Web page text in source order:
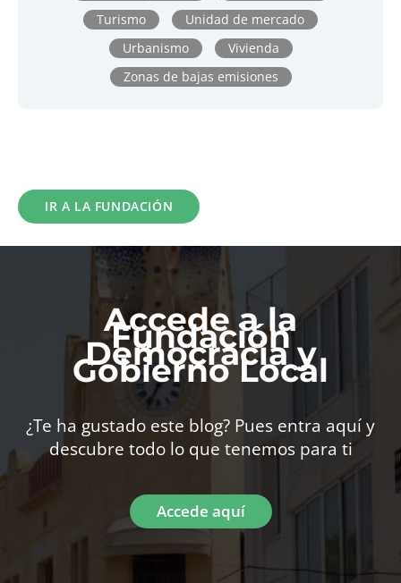
Turismo
Unidad de mercado
Urbanismo
Vivienda
Zonas de bajas emisiones
IR A LA FUNDACIÓN
Accede a la
Fundación
Democracia y
Gobierno Local
¿Te ha gustado este blog? Pues entra aquí y
descubre todo lo que tenemos para ti
Accede aquí